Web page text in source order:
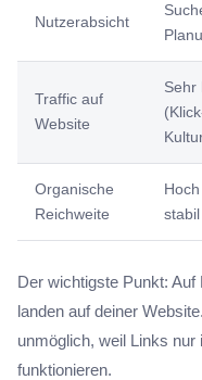
Nutzerabsicht
Traffic auf
Website
Sehr
Organische
Reichweite
stabil
Der wichtigste Punkt:
landen auf deiner
unmöglich, weil Links nur
funktionieren.